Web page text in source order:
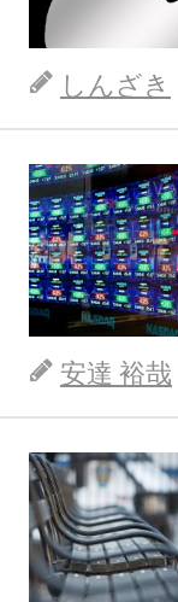
しんざき
安達 裕哉